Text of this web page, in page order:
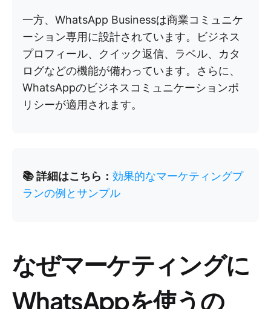
一方、WhatsApp Businessは商業コミュニケ
ーション専用に設計されています。ビジネス
プロフィール、クイック返信、ラベル、カタ
ログなどの機能が備わっています。さらに、
WhatsAppのビジネスコミュニケーションポ
リシーが適用されます。
📚 詳細はこちら： 効果的なマーケティングプ
ランの例とサンプル
なぜマーケティングに
WhatsAppを使うの